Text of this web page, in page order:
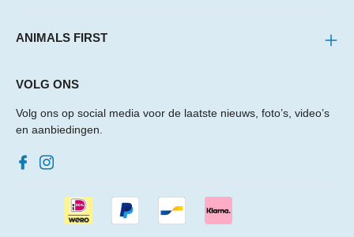
ANIMALS FIRST
VOLG ONS
Volg ons op social media voor de laatste nieuws, foto’s, video’s
en aanbiedingen.